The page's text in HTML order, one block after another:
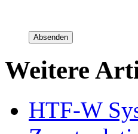
Absenden
Weitere
HTF-W